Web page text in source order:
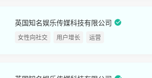
英国知名娱乐传媒科技有限公司
女性向社交 用户增长 运营